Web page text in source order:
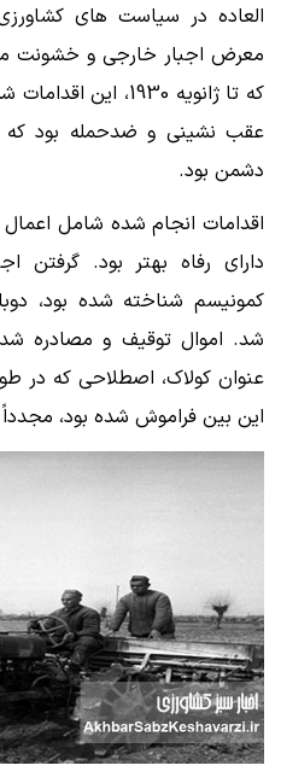
العاده در سیاست های
معرض اجبار خارجی و خشونت
که تا ژانویه 1930،
عقب نشینی و ضدحمله بود
دشمن بود.
اقدامات انجام شده شامل اعمال
دارای رفاه بهتر بود. گرفتن
کمونیسم شناخته شده بود،
شد. اموال توقیف و مصادره
عنوان کولاک، اصطلاحی که در
این بین فراموش شده بود، مجدداً